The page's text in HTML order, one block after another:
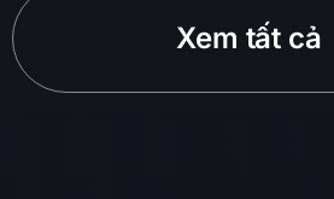
Xem tất cả